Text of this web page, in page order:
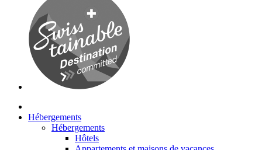
Hébergements
Hébergements
Hôtels